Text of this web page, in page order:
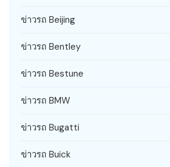
ข่าวรถ Beijing
ข่าวรถ Bentley
ข่าวรถ Bestune
ข่าวรถ BMW
ข่าวรถ Bugatti
ข่าวรถ Buick